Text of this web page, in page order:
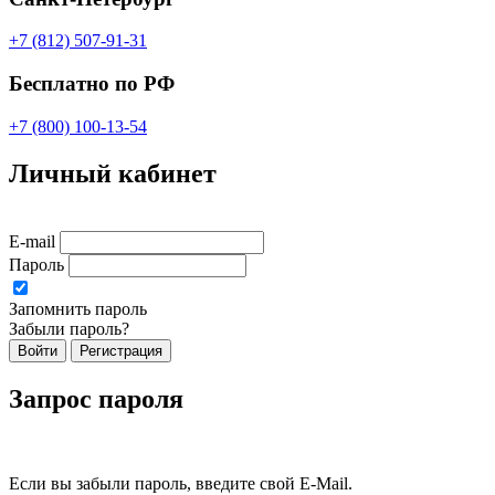
+7 (812) 507-91-31
Бесплатно по РФ
+7 (800) 100-13-54
Личный кабинет
E-mail
Пароль
Запомнить пароль
Забыли пароль?
Войти Регистрация
Запрос пароля
Если вы забыли пароль, введите свой E-Mail.